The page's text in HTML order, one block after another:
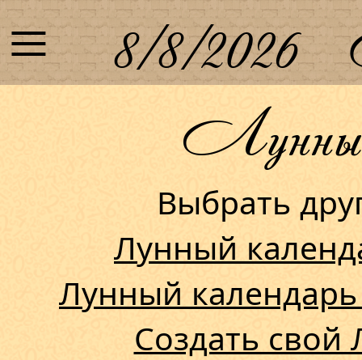
≡ 8/8/2026
Лунный
Выбрать
Лунный
Лунный
Создать